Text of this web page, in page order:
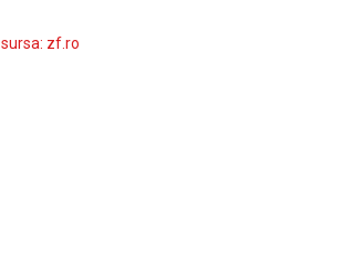
sursa: zf.ro